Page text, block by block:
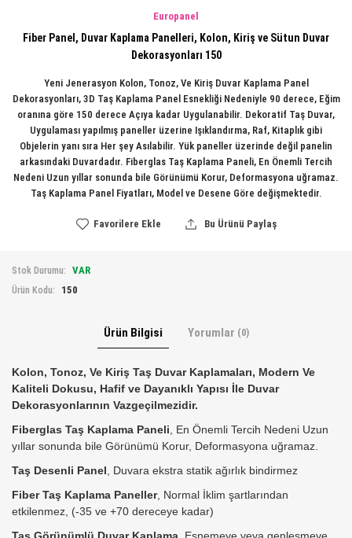
Europanel
Fiber Panel, Duvar Kaplama Panelleri, Kolon, Kiriş ve Sütun Duvar
Dekorasyonları 150
Yeni Jenerasyon Kolon, Tonoz, Ve Kiriş Duvar Kaplama Panel
Dekorasyonları, 3D Taş Kaplama Panel Esnekliği Nedeniyle 90 derece, Eğim
oranına göre 150 derece Açıya kadar Uygulanabilir. Dekoratif Taş Duvar,
Uygulaması yapılmış paneller üzerine Işıklandırma, Raf, Kitaplık gibi
Objelerin yanı sıra Her şey Asılabilir. Yük paneller üzerinde değil panelin
arkasındaki Duvardadır. Fiberglas Taş Kaplama Paneli, En Önemli Tercih
Nedeni Uzun yıllar sonunda bile Görünümü Korur, Deformasyona uğramaz.
Taş Kaplama Panel Fiyatları, Model ve Desene Göre değişmektedir.
Favorilere Ekle Bu Ürünü Paylaş
Stok Durumu: VAR
Ürün Kodu: 150
Ürün Bilgisi Yorumlar (0)
Kolon, Tonoz, Ve Kiriş Taş Duvar Kaplamaları, Modern Ve
Kaliteli Dokusu, Hafif ve Dayanıklı Yapısı İle Duvar
Dekorasyonlarının Vazgeçilmezidir.
Fiberglas Taş Kaplama Paneli , En Önemli Tercih Nedeni Uzun
yıllar sonunda bile Görünümü Korur, Deformasyona uğramaz.
Taş Desenli Panel , Duvara ekstra statik ağırlık bindirmez
Fiber Taş Kaplama Paneller, Normal İklim şartlarından
etkilenmez, (-35 ve +70 dereceye kadar)